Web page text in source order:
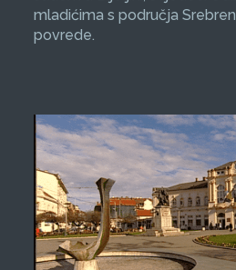
mladićima s područja
povrede.